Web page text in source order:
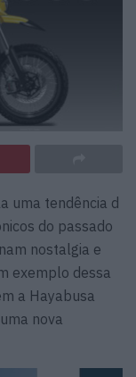
uma tendência d
do passado
nostalgia e
exemplo dessa
a Hayabusa
nova